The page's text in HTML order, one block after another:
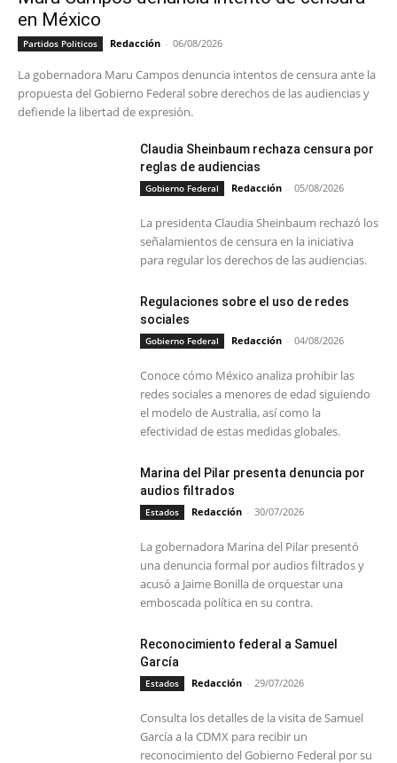
en México
Partidos Politicos Redacción - 06/08/2026
La gobernadora Maru Campos denuncia intentos de censura ante la
propuesta del Gobierno Federal sobre derechos de las audiencias y
defiende la libertad de expresión.
Claudia Sheinbaum rechaza censura por
reglas de audiencias
Gobierno Federal Redacción - 05/08/2026
La presidenta Claudia Sheinbaum rechazó los
señalamientos de censura en la iniciativa
para regular los derechos de las audiencias.
Regulaciones sobre el uso de redes
sociales
Gobierno Federal Redacción - 04/08/2026
Conoce cómo México analiza prohibir las
redes sociales a menores de edad siguiendo
el modelo de Australia, así como la
efectividad de estas medidas globales.
Marina del Pilar presenta denuncia por
audios filtrados
Estados Redacción - 30/07/2026
La gobernadora Marina del Pilar presentó
una denuncia formal por audios filtrados y
acusó a Jaime Bonilla de orquestar una
emboscada política en su contra.
Reconocimiento federal a Samuel
García
Estados Redacción - 29/07/2026
Consulta los detalles de la visita de Samuel
García a la CDMX para recibir un
reconocimiento del Gobierno Federal por su